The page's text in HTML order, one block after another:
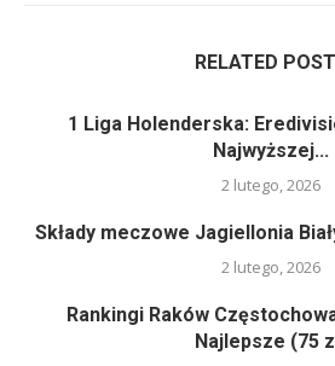
RELATED
1 Liga Holenderska:
Najwyższej...
2 lutego, 2026
Składy meczowe Jagiellonia
2 lutego, 2026
Rankingi Raków
Najlepsze (75